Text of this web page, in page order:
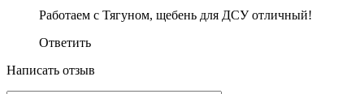
Работаем с Тягуном, щебень для ДСУ отличный!
Ответить
Написать отзыв